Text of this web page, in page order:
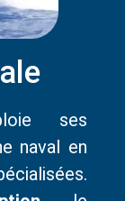
ses
naval en